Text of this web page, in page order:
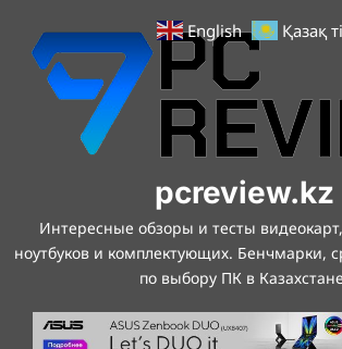
содержимому
pcreview.kz
Интересные обзоры и тесты
ноутбуков и комплектующих. Бенчмарки,
по выбору ПК в
English Қазақ